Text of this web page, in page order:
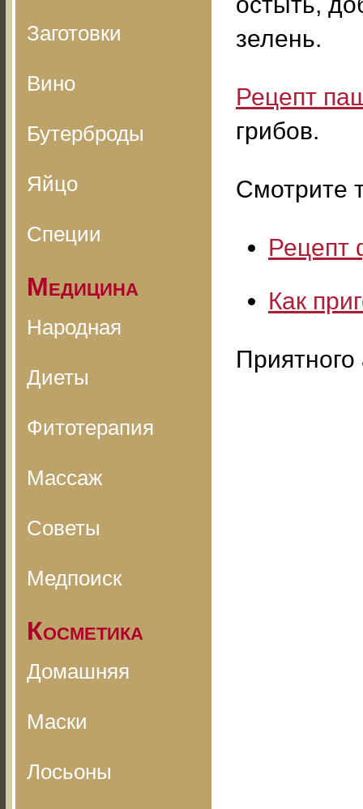
Заготовки
Вино
Бутерброды
Яйцо
Специи
Медицина
Народная
Диеты
Фитотерапия
Массаж
Советы
Медпоиск
Косметика
Домашняя
Маски
Лосьоны
зелень.
Рецепт
грибов.
Смотрите
Рецепт
Как
Приятного